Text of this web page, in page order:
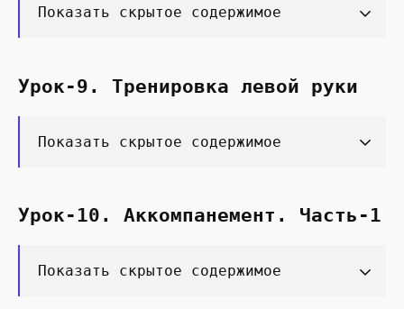
Показать скрытое содержимое
Урок-9. Тренировка левой руки
Показать скрытое содержимое
Урок-10. Аккомпанемент. Часть-1
Показать скрытое содержимое